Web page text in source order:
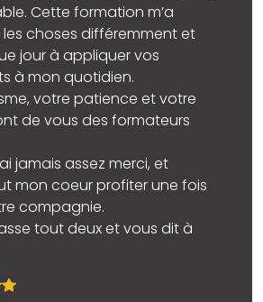
Cette formation m’a
les choses différemment et
jour à appliquer vos
à mon quotidien.
votre patience et votre
de vous des formateurs
jamais assez merci, et
mon coeur profiter une fois
compagnie.
tout deux et vous dit à